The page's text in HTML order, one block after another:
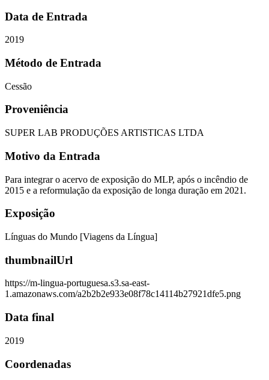
Data de Entrada
2019
Método de Entrada
Cessão
Proveniência
SUPER LAB PRODUÇÕES ARTlSTICAS LTDA
Motivo da Entrada
Para integrar o acervo de exposição do MLP, após o incêndio de
2015 e a reformulação da exposição de longa duração em 2021.
Exposição
Línguas do Mundo [Viagens da Língua]
thumbnailUrl
https://m-lingua-portuguesa.s3.sa-east-
1.amazonaws.com/a2b2b2e933e08f78c14114b27921dfe5.png
Data final
2019
Coordenadas